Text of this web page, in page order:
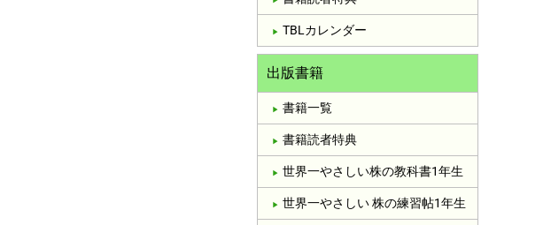
TBLカレンダー
出版書籍
書籍一覧
書籍読者特典
世界一やさしい株の教科書1年生
世界一やさしい 株の練習帖1年生